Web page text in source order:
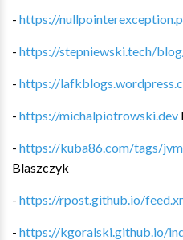
- https://
- https://stepniewski.tech/
- https://
- https://michalpiotrowski.dev
- https://kuba86.com/tags/
Blaszczyk
- https://rpost.github.io/
- https://kgoralski.github.io/